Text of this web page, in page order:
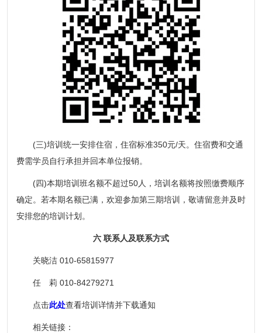
(三)培训统一安排住宿，住宿标准350元/天。住宿费和交通
费需学员自行承担并回本单位报销。
(四)本期培训班名额不超过50人，培训名额将按照缴费顺序
确定。若本期名额已满，欢迎参加第三期培训，敬请留意并及时
安排您的培训计划。
六 联系人及联系方式
关晓洁 010-65815977
任 莉 010-84279271
点击此处查看培训详情并下载通知
相关链接：